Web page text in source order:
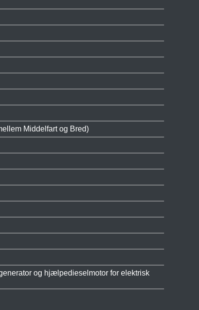
Middelfart og Bred)
og hjælpedieselmotor for elektrisk